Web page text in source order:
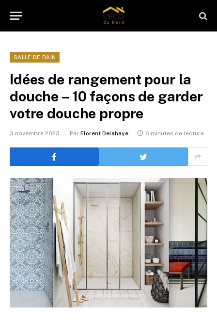
SALLE DE BAIN
Idées de rangement pour la
douche – 10 façons de garder
votre douche propre
3 novembre 2023 Par Florent Delahaye 6 minutes de lecture